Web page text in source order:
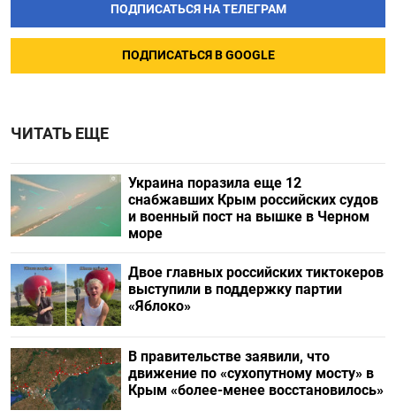
ПОДПИСАТЬСЯ НА ТЕЛЕГРАМ
ПОДПИСАТЬСЯ В GOOGLE
ЧИТАТЬ ЕЩЕ
Украина поразила еще 12
снабжавших Крым российских судов
и военный пост на вышке в Черном
море
Двое главных российских тиктокеров
выступили в поддержку партии
«Яблоко»
В правительстве заявили, что
движение по «сухопутному мосту» в
Крым «более-менее восстановилось»